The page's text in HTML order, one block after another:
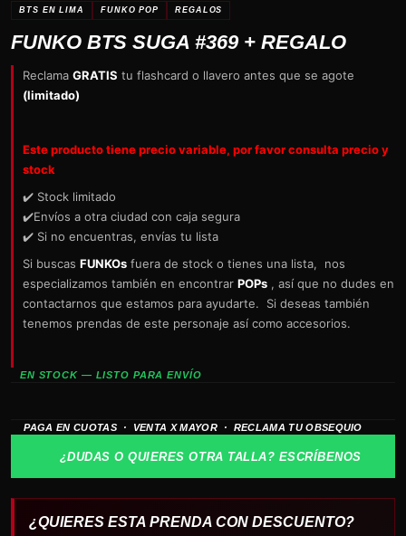
BTS EN LIMA FUNKO POP REGALOS
FUNKO BTS SUGA #369 + REGALO
Reclama GRATIS tu flashcard o llavero antes que se agote
(limitado)
Este producto tiene precio variable, por favor consulta precio y
stock
✔️ Stock limitado
✔️Envíos a otra ciudad con caja segura
✔️ Si no encuentras, envías tu lista
Si buscas FUNKOs fuera de stock o tienes una lista, nos
especializamos también en encontrar POPs , así que no dudes en
contactarnos que estamos para ayudarte. Si deseas también
tenemos prendas de este personaje así como accesorios.
EN STOCK — LISTO PARA ENVÍO
PAGA EN CUOTAS · VENTA X MAYOR · RECLAMA TU OBSEQUIO
¿DUDAS O QUIERES OTRA TALLA? ESCRÍBENOS
¿QUIERES ESTA PRENDA CON DESCUENTO?